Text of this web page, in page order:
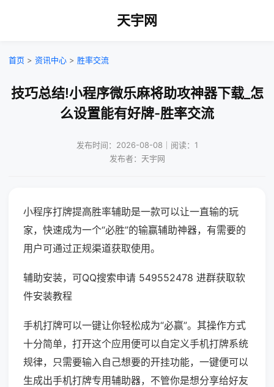
天宇网
首页 > 资讯中心 > 胜率交流
技巧总结!小程序微乐麻将助攻神器下载_怎
么设置能有好牌-胜率交流
发布时间：2026-08-08｜阅读：1
发布者：天宇网
小程序打牌提高胜率辅助是一款可以让一直输的玩
家，快速成为一个“必胜”的输赢辅助神器，有需要的
用户可通过正规渠道获取使用。
辅助安装，可QQ搜索申请 549552478 进群获取软
件安装教程
手机打牌可以一键让你轻松成为“必赢”。其操作方式
十分简单，打开这个应用便可以自定义手机打牌系统
规律，只需要输入自己想要的开挂功能，一键便可以
生成出手机打牌专用辅助器，不管你是想分享给好友